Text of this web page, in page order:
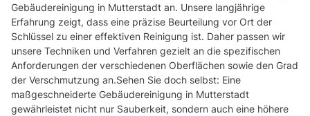
Gebäudereinigung in Mutterstadt an. Unsere langjährige
Erfahrung zeigt, dass eine präzise Beurteilung vor Ort der
Schlüssel zu einer effektiven Reinigung ist. Daher passen wir
unsere Techniken und Verfahren gezielt an die spezifischen
Anforderungen der verschiedenen Oberflächen sowie den Grad
der Verschmutzung an.Sehen Sie doch selbst: Eine
maßgeschneiderte Gebäudereinigung in Mutterstadt
gewährleistet nicht nur Sauberkeit, sondern auch eine höhere